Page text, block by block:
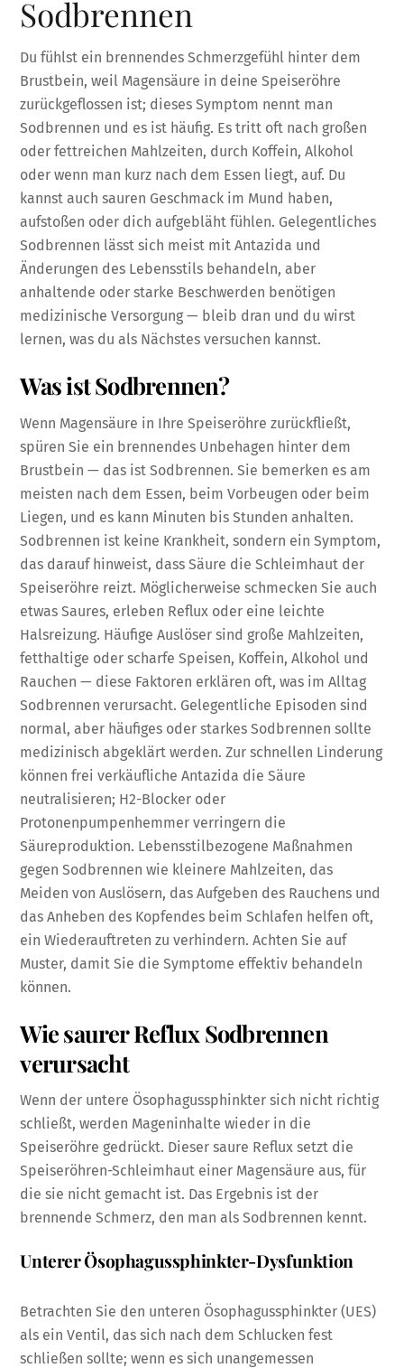
Sodbrennen
Du fühlst ein brennendes Schmerzgefühl hinter dem
Brustbein, weil Magensäure in deine Speiseröhre
zurückgeflossen ist; dieses Symptom nennt man
Sodbrennen und es ist häufig. Es tritt oft nach großen
oder fettreichen Mahlzeiten, durch Koffein, Alkohol
oder wenn man kurz nach dem Essen liegt, auf. Du
kannst auch sauren Geschmack im Mund haben,
aufstoßen oder dich aufgebläht fühlen. Gelegentliches
Sodbrennen lässt sich meist mit Antazida und
Änderungen des Lebensstils behandeln, aber
anhaltende oder starke Beschwerden benötigen
medizinische Versorgung — bleib dran und du wirst
lernen, was du als Nächstes versuchen kannst.
Was ist Sodbrennen?
Wenn Magensäure in Ihre Speiseröhre zurückfließt,
spüren Sie ein brennendes Unbehagen hinter dem
Brustbein — das ist Sodbrennen. Sie bemerken es am
meisten nach dem Essen, beim Vorbeugen oder beim
Liegen, und es kann Minuten bis Stunden anhalten.
Sodbrennen ist keine Krankheit, sondern ein Symptom,
das darauf hinweist, dass Säure die Schleimhaut der
Speiseröhre reizt. Möglicherweise schmecken Sie auch
etwas Saures, erleben Reflux oder eine leichte
Halsreizung. Häufige Auslöser sind große Mahlzeiten,
fetthaltige oder scharfe Speisen, Koffein, Alkohol und
Rauchen — diese Faktoren erklären oft, was im Alltag
Sodbrennen verursacht. Gelegentliche Episoden sind
normal, aber häufiges oder starkes Sodbrennen sollte
medizinisch abgeklärt werden. Zur schnellen Linderung
können frei verkäufliche Antazida die Säure
neutralisieren; H2-Blocker oder
Protonenpumpenhemmer verringern die
Säureproduktion. Lebensstilbezogene Maßnahmen
gegen Sodbrennen wie kleinere Mahlzeiten, das
Meiden von Auslösern, das Aufgeben des Rauchens und
das Anheben des Kopfendes beim Schlafen helfen oft,
ein Wiederauftreten zu verhindern. Achten Sie auf
Muster, damit Sie die Symptome effektiv behandeln
können.
Wie saurer Reflux Sodbrennen
verursacht
Wenn der untere Ösophagussphinkter sich nicht richtig
schließt, werden Mageninhalte wieder in die
Speiseröhre gedrückt. Dieser saure Reflux setzt die
Speiseröhren-Schleimhaut einer Magensäure aus, für
die sie nicht gemacht ist. Das Ergebnis ist der
brennende Schmerz, den man als Sodbrennen kennt.
Unterer Ösophagussphinkter-Dysfunktion
Betrachten Sie den unteren Ösophagussphinkter (UES)
als ein Ventil, das sich nach dem Schlucken fest
schließen sollte; wenn es sich unangemessen